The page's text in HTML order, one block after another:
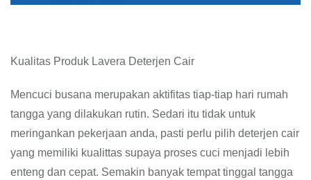
Kualitas Produk Lavera Deterjen Cair
Mencuci busana merupakan aktifitas tiap-tiap hari rumah
tangga yang dilakukan rutin. Sedari itu tidak untuk
meringankan pekerjaan anda, pasti perlu pilih deterjen cair
yang memiliki kualittas supaya proses cuci menjadi lebih
enteng dan cepat. Semakin banyak tempat tinggal tangga